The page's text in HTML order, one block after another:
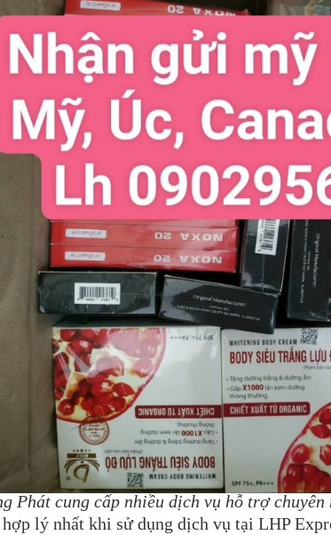
Phát cung cấp nhiều dịch vụ hỗ trợ chuyên
lý nhất khi sử dụng dịch vụ tại LHP